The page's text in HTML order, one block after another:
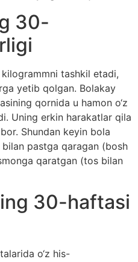
30-
tashkil etadi,
yetib qolgan. Bolakay
qornida u hamon o‘z
Uning erkin harakatlar qila
Shundan keyin bola
pastga qaragan (bosh
qaratgan (tos bilan
30-haftasi
o‘z his-